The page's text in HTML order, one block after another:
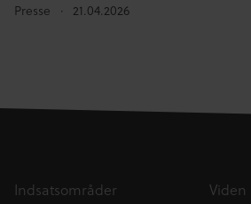
Presse 21.04.2026
Indsatsområder Viden